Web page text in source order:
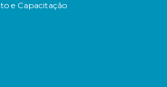
e Capacitação